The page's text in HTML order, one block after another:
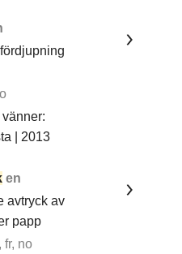
| 2013
en
avtryck av
papp
fr, no